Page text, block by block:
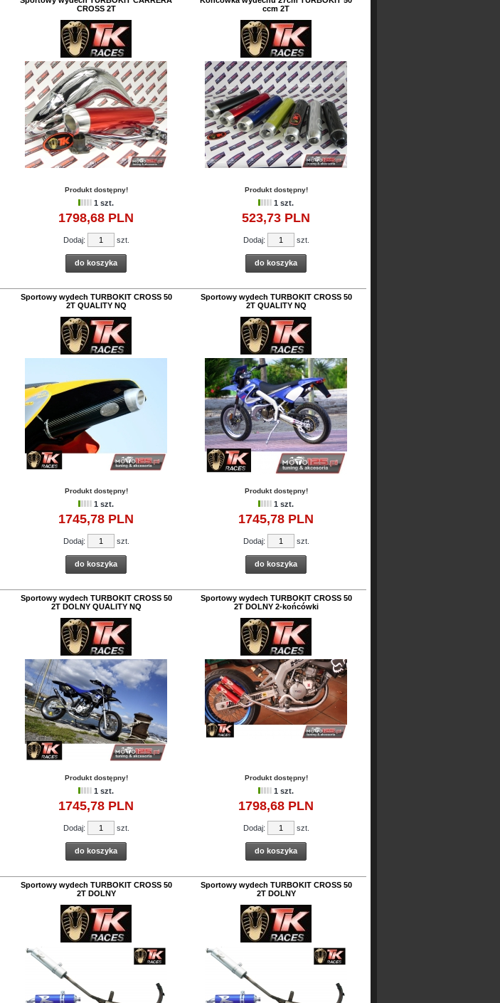
CROSS 2T
ccm 2T
Produkt dostępny!
1 szt.
1798,68 PLN
Produkt dostępny!
1 szt.
523,73 PLN
Dodaj: szt.
do koszyka
Dodaj: szt.
do koszyka
Sportowy wydech TURBOKIT CROSS 50
2T QUALITY NQ
Sportowy wydech TURBOKIT CROSS 50
2T QUALITY NQ
Produkt dostępny!
1 szt.
1745,78 PLN
Produkt dostępny!
1 szt.
1745,78 PLN
Dodaj: szt.
do koszyka
Dodaj: szt.
do koszyka
Sportowy wydech TURBOKIT CROSS 50
2T DOLNY QUALITY NQ
Sportowy wydech TURBOKIT CROSS 50
2T DOLNY 2-końcówki
Produkt dostępny!
1 szt.
1745,78 PLN
Produkt dostępny!
1 szt.
1798,68 PLN
Dodaj: szt.
do koszyka
Dodaj: szt.
do koszyka
Sportowy wydech TURBOKIT CROSS 50
2T DOLNY
Sportowy wydech TURBOKIT CROSS 50
2T DOLNY